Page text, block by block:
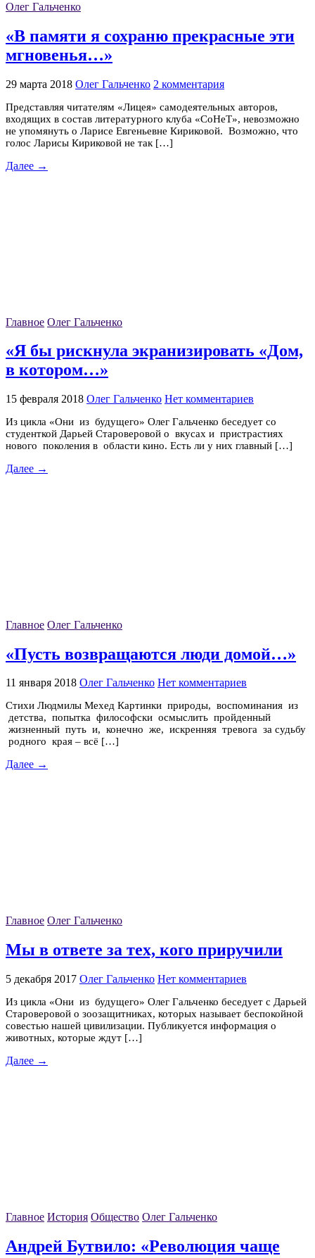
Олег Гальченко
«В памяти я сохраню прекрасные эти
мгновенья…»
29 марта 2018 Олег Гальченко 2 комментария
Представляя читателям «Лицея» самодеятельных авторов,
входящих в состав литературного клуба «СоНеТ», невозможно
не упомянуть о Ларисе Евгеньевне Кириковой. Возможно, что
голос Ларисы Кириковой не так […]
Далее →
Главное Олег Гальченко
«Я бы рискнула экранизировать «Дом,
в котором…»
15 февраля 2018 Олег Гальченко Нет комментариев
Из цикла «Они из будущего» Олег Гальченко беседует со
студенткой Дарьей Староверовой о вкусах и пристрастиях
нового поколения в области кино. Есть ли у них главный […]
Далее →
Главное Олег Гальченко
«Пусть возвращаются люди домой…»
11 января 2018 Олег Гальченко Нет комментариев
Стихи Людмилы Мехед Картинки природы, воспоминания из
детства, попытка философски осмыслить пройденный
жизненный путь и, конечно же, искренняя тревога за судьбу
родного края – всё […]
Далее →
Главное Олег Гальченко
Мы в ответе за тех, кого приручили
5 декабря 2017 Олег Гальченко Нет комментариев
Из цикла «Они из будущего» Олег Гальченко беседует с Дарьей
Староверовой о зоозащитниках, которых называет беспокойной
совестью нашей цивилизации. Публикуется информация о
животных, которые ждут […]
Далее →
Главное История Общество Олег Гальченко
Андрей Бутвило: «Революция чаще